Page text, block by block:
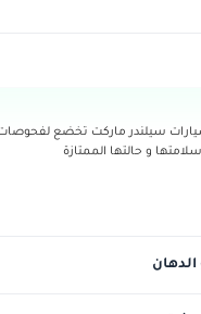
سيلندر ماركت تخضع لفحوصات
و حالتها الممتازة